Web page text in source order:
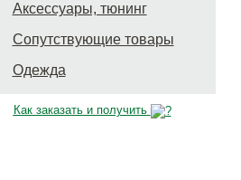
Аксессуары, тюнинг
Сопутствующие товары
Одежда
Как заказать и получить